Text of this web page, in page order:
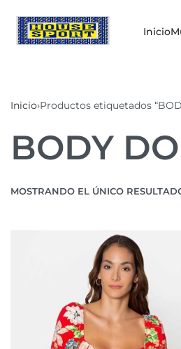
Inicio
Inicio›Productos etiquetados
BODY
MOSTRANDO EL ÚNICO